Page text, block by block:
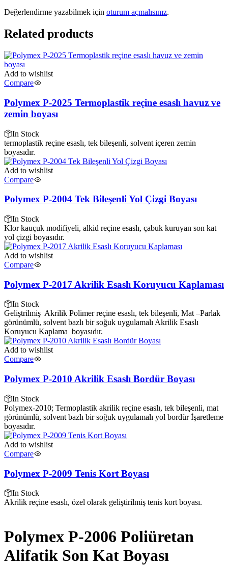
Değerlendirme yazabilmek için oturum açmalısınız.
Related products
Add to wishlist
Compare
Polymex P-2025 Termoplastik reçine esaslı havuz ve
zemin boyası
In Stock
termoplastik reçine esaslı, tek bileşenli, solvent içeren zemin
boyasıdır.
Add to wishlist
Compare
Polymex P-2004 Tek Bileşenli Yol Çizgi Boyası
In Stock
Klor kauçuk modifiyeli, alkid reçine esaslı, çabuk kuruyan son kat
yol çizgi boyasıdır.
Add to wishlist
Compare
Polymex P-2017 Akrilik Esaslı Koruyucu Kaplaması
In Stock
Geliştrilmiş Akrilik Polimer reçine esaslı, tek bileşenli, Mat –Parlak
görünümlü, solvent bazlı bir soğuk uygulamalı Akrilik Esaslı
Koruyucu Kaplama boyasıdır.
Add to wishlist
Compare
Polymex P-2010 Akrilik Esaslı Bordür Boyası
In Stock
Polymex-2010; Termoplastik akrilik reçine esaslı, tek bileşenli, mat
görünümlü, solvent bazlı bir soğuk uygulamalı yol bordür İşaretleme
boyasıdır.
Add to wishlist
Compare
Polymex P-2009 Tenis Kort Boyası
In Stock
Akrilik reçine esaslı, özel olarak geliştirilmiş tenis kort boyası.
Polymex P-2006 Poliüretan
Alifatik Son Kat Boyası